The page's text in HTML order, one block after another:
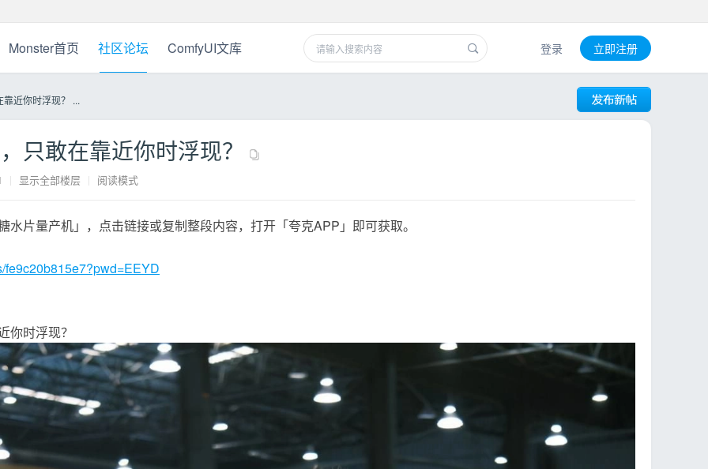
Monster首页 社区论坛 ComfyUI文库 登录 立即注册
近你时浮现？ ...
只敢在靠近你时浮现？
| 显示全部楼层 | 阅读模式
水片量产机」，点击链接或复制整段内容，打开「夸克APP」即可获取。
fe9c20b815e7?pwd=EEYD
你时浮现？